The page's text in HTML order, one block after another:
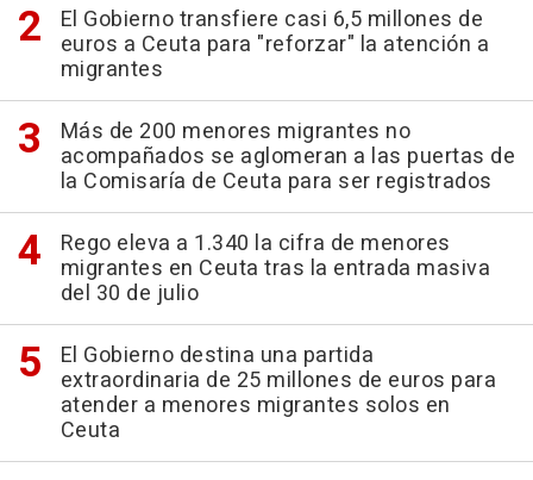
El Gobierno transfiere casi 6,5 millones de
euros a Ceuta para "reforzar" la atención a
migrantes
Más de 200 menores migrantes no
acompañados se aglomeran a las puertas de
la Comisaría de Ceuta para ser registrados
Rego eleva a 1.340 la cifra de menores
migrantes en Ceuta tras la entrada masiva
del 30 de julio
El Gobierno destina una partida
extraordinaria de 25 millones de euros para
atender a menores migrantes solos en
Ceuta